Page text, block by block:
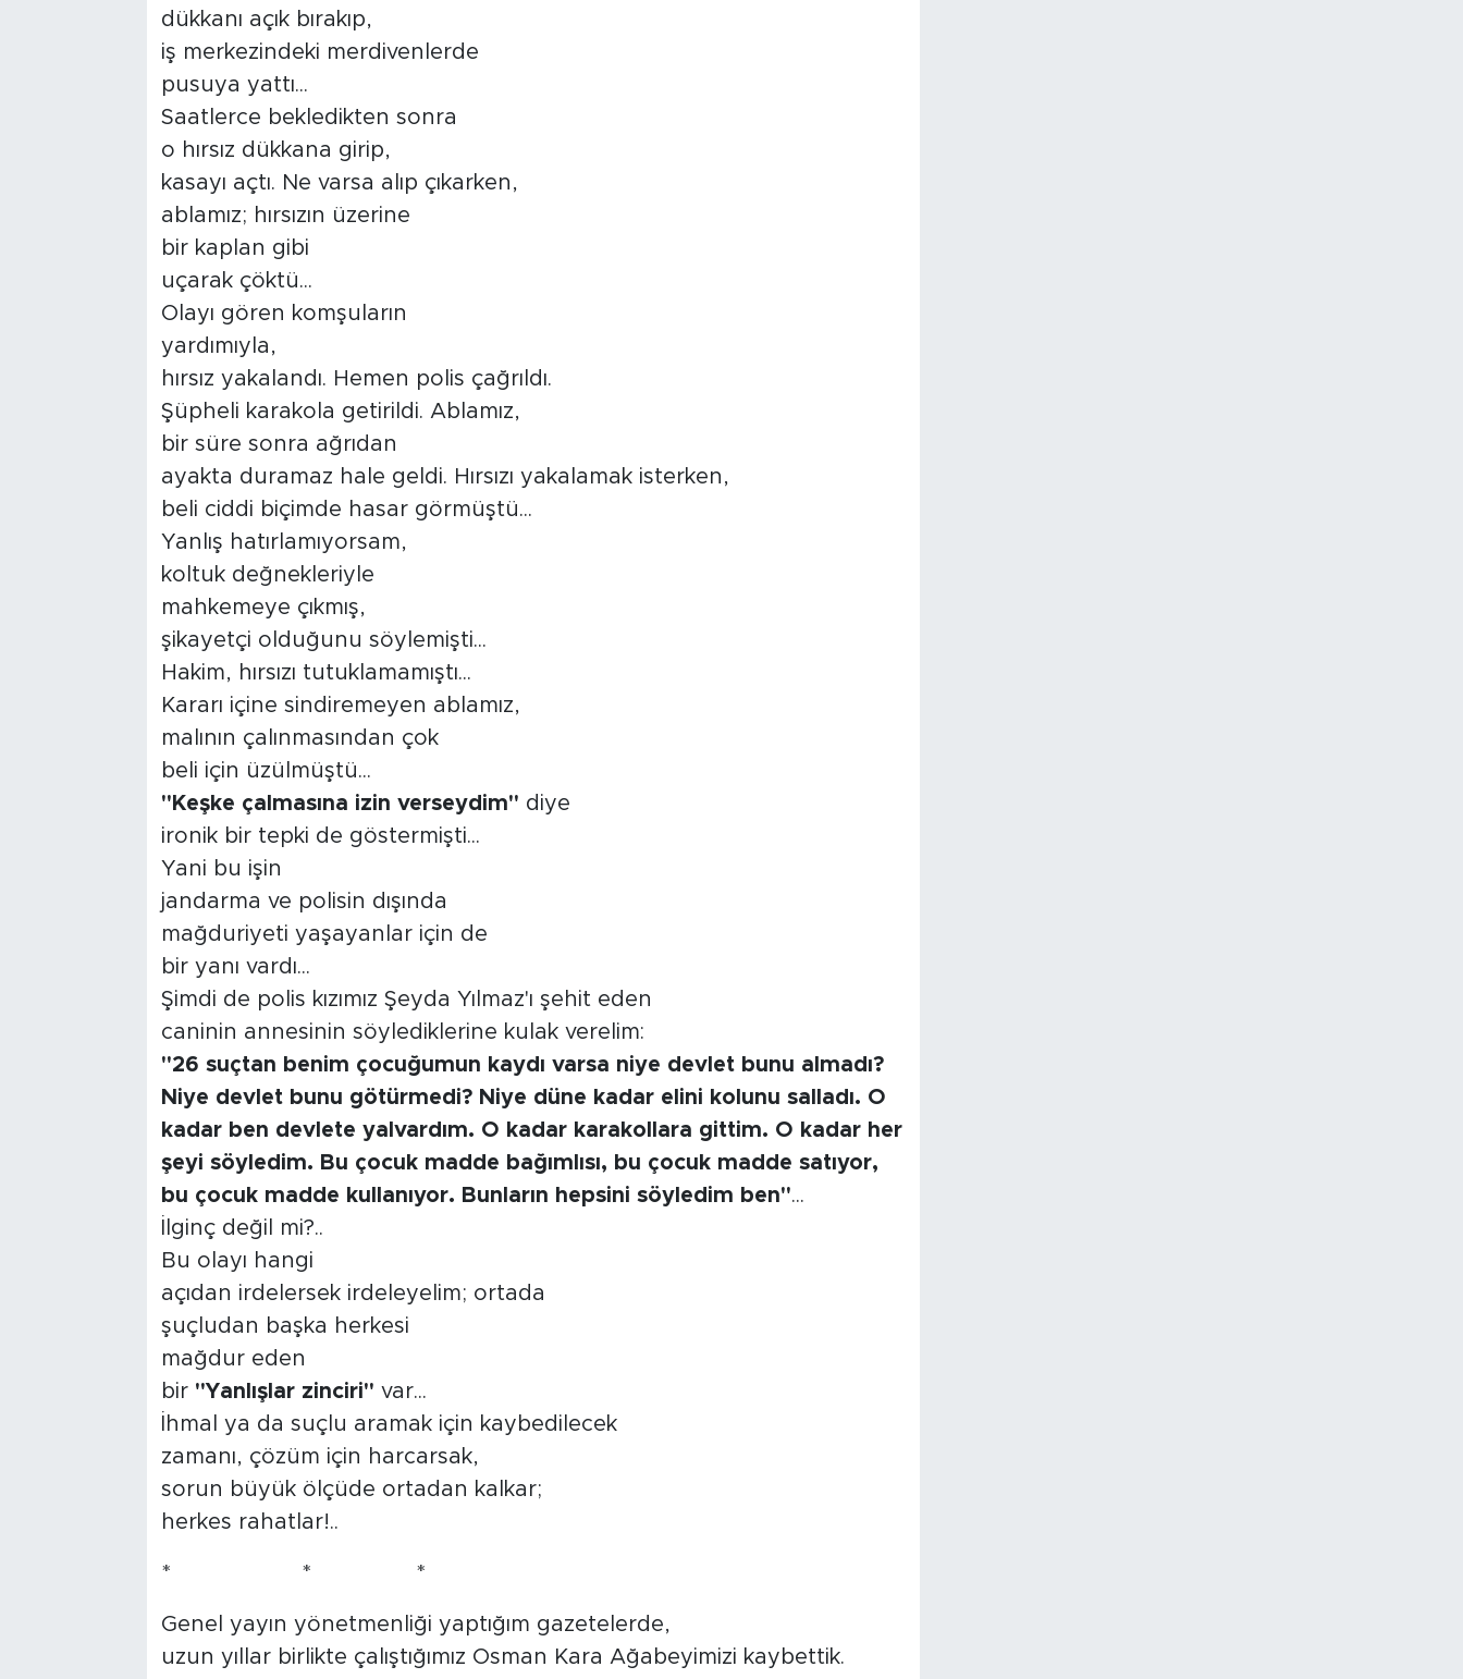
dükkanı açık bırakıp,
iş merkezindeki merdivenlerde
pusuya yattı...
Saatlerce bekledikten sonra
o hırsız dükkana girip,
kasayı açtı. Ne varsa alıp çıkarken,
ablamız; hırsızın üzerine
bir kaplan gibi
uçarak çöktü...
Olayı gören komşuların
yardımıyla,
hırsız yakalandı. Hemen polis çağrıldı.
Şüpheli karakola getirildi. Ablamız,
bir süre sonra ağrıdan
ayakta duramaz hale geldi. Hırsızı yakalamak isterken,
beli ciddi biçimde hasar görmüştü...
Yanlış hatırlamıyorsam,
koltuk değnekleriyle
mahkemeye çıkmış,
şikayetçi olduğunu söylemişti...
Hakim, hırsızı tutuklamamıştı...
Kararı içine sindiremeyen ablamız,
malının çalınmasından çok
beli için üzülmüştü...
"Keşke çalmasına izin verseydim" diye
ironik bir tepki de göstermişti...
Yani bu işin
jandarma ve polisin dışında
mağduriyeti yaşayanlar için de
bir yanı vardı...
Şimdi de polis kızımız Şeyda Yılmaz'ı şehit eden
caninin annesinin söylediklerine kulak verelim:
"26 suçtan benim çocuğumun kaydı varsa niye devlet bunu almadı?
Niye devlet bunu götürmedi? Niye düne kadar elini kolunu salladı. O
kadar ben devlete yalvardım. O kadar karakollara gittim. O kadar her
şeyi söyledim. Bu çocuk madde bağımlısı, bu çocuk madde satıyor,
bu çocuk madde kullanıyor. Bunların hepsini söyledim ben"...
İlginç değil mi?..
Bu olayı hangi
açıdan irdelersek irdeleyelim; ortada
şuçludan başka herkesi
mağdur eden
bir"Yanlışlar zinciri" var...
İhmal ya da suçlu aramak için kaybedilecek
zamanı, çözüm için harcarsak,
sorun büyük ölçüde ortadan kalkar;
herkes rahatlar!..
* * *
Genel yayın yönetmenliği yaptığım gazetelerde,
uzun yıllar birlikte çalıştığımız Osman Kara Ağabeyimizi kaybettik.